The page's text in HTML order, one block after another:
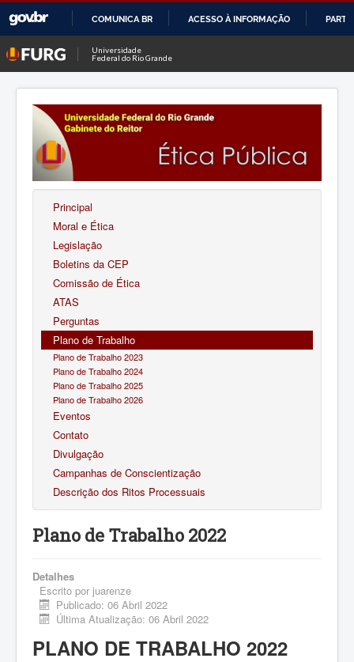
O
CONTEÚDO
COMUNICA BR ACESSO À INFORMAÇÃO
Universidade
Federal do Rio Grande
Principal
Moral e Ética
Legislação
Boletins da CEP
Comissão de Ética
ATAS
Perguntas
Plano de Trabalho
Plano de Trabalho 2023
Plano de Trabalho 2024
Plano de Trabalho 2025
Plano de Trabalho 2026
Eventos
Contato
Divulgação
Campanhas de Conscientização
Descrição dos Ritos Processuais
Plano de Trabalho 2022
Detalhes
Escrito por juarenze
Publicado: 06 Abril 2022
Última Atualização: 06 Abril 2022
PLANO DE TRABALHO 2022